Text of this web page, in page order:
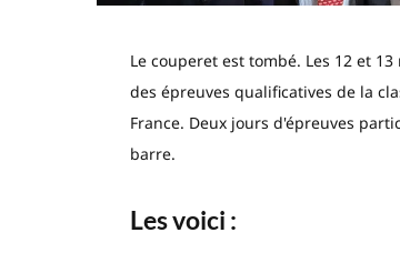
Le couperet est tombé. Les 12 et
des épreuves qualificatives de la
France. Deux jours d'épreuves
barre.
Les voici :